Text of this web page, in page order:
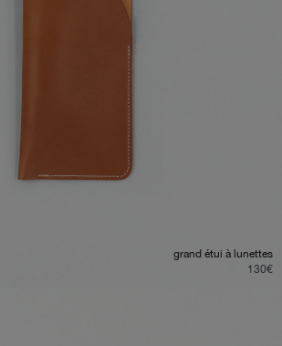
grand étui à lunettes
130€